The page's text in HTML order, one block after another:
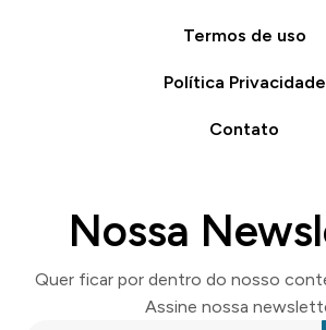
Termos de uso
Política Privacidade
Contato
Nossa
Quer ficar por dentro do nosso
Assine nossa